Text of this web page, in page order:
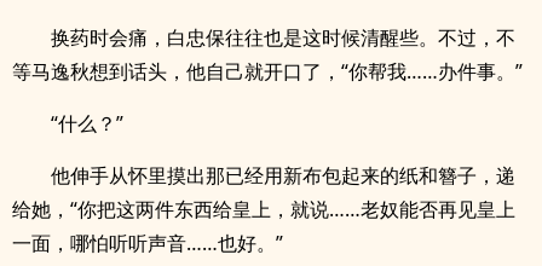
换药时会痛，白忠保往往也是这时候清醒些。不过，不
等马逸秋想到话头，他自己就开口了，“你帮我……办件事。”
“什么？”
他伸手从怀里摸出那已经用新布包起来的纸和簪子，递
给她，“你把这两件东西给皇上，就说……老奴能否再见皇上
一面，哪怕听听声音……也好。”